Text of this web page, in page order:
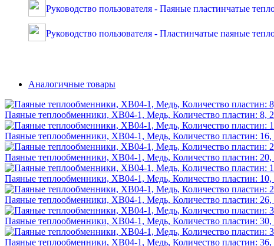
Руководство пользователя - Паяные пластинчатые
Руководство пользователя - Пластинчатые паяные
Аналогичные товары
Паяные теплообменники, XB04-1, Медь, Количество пластин: 8,
Паяные теплообменники, XB04-1, Медь, Количество пластин: 16,
Паяные теплообменники, XB04-1, Медь, Количество пластин: 20,
Паяные теплообменники, XB04-1, Медь, Количество пластин: 10,
Паяные теплообменники, XB04-1, Медь, Количество пластин: 26,
Паяные теплообменники, XB04-1, Медь, Количество пластин: 30,
Паяные теплообменники, XB04-1, Медь, Количество пластин: 36,